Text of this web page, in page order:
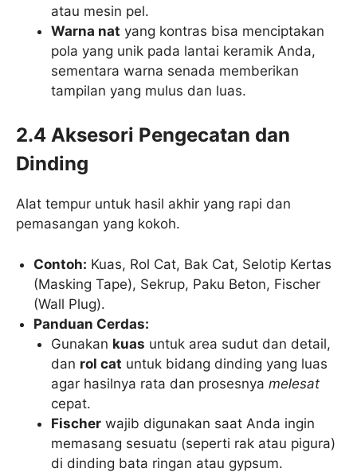
atau mesin pel.
Warna nat yang kontras bisa menciptakan
pola yang unik pada lantai keramik Anda,
sementara warna senada memberikan
tampilan yang mulus dan luas.
2.4 Aksesori Pengecatan dan
Dinding
Alat tempur untuk hasil akhir yang rapi dan
pemasangan yang kokoh.
Contoh: Kuas, Rol Cat, Bak Cat, Selotip Kertas
(Masking Tape), Sekrup, Paku Beton, Fischer
(Wall Plug).
Panduan Cerdas:
Gunakan kuas untuk area sudut dan detail,
dan rol cat untuk bidang dinding yang luas
agar hasilnya rata dan prosesnyamelesat
cepat.
Fischer wajib digunakan saat Anda ingin
memasang sesuatu (seperti rak atau pigura)
di dinding bata ringan atau gypsum.